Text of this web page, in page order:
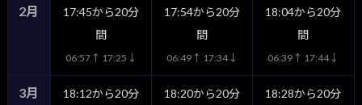
2月
17:45から20分
間
06:57↑ 17:25↓
17:54から20分
間
06:49↑ 17:34↓
18:04から20分
間
06:39↑ 17:44↓
3月
18:12から20分
18:20から20分
18:28から20分